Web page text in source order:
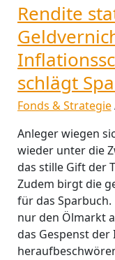
Rendite
schlägt
Fonds & Strategie
Anleger wiegen
wieder unter die
das stille Gift der
Zudem birgt die
für das
nur den Ölmarkt
das Gespenst